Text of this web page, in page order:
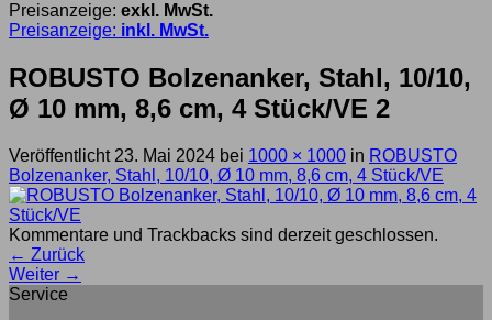
Preisanzeige: exkl. MwSt.
Preisanzeige: inkl. MwSt.
ROBUSTO Bolzenanker, Stahl, 10/10,
Ø 10 mm, 8,6 cm, 4 Stück/VE 2
Veröffentlicht 23. Mai 2024 bei 1000 × 1000 in ROBUSTO
Bolzenanker, Stahl, 10/10, Ø 10 mm, 8,6 cm, 4 Stück/VE
Kommentare und Trackbacks sind derzeit geschlossen.
← Zurück
Weiter →
Service